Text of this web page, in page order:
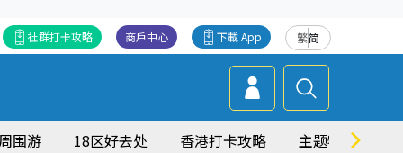
繁简
下載 App
商戶中心
社群打卡攻略
周围游 18区好去处 香港打卡攻略 主题特集